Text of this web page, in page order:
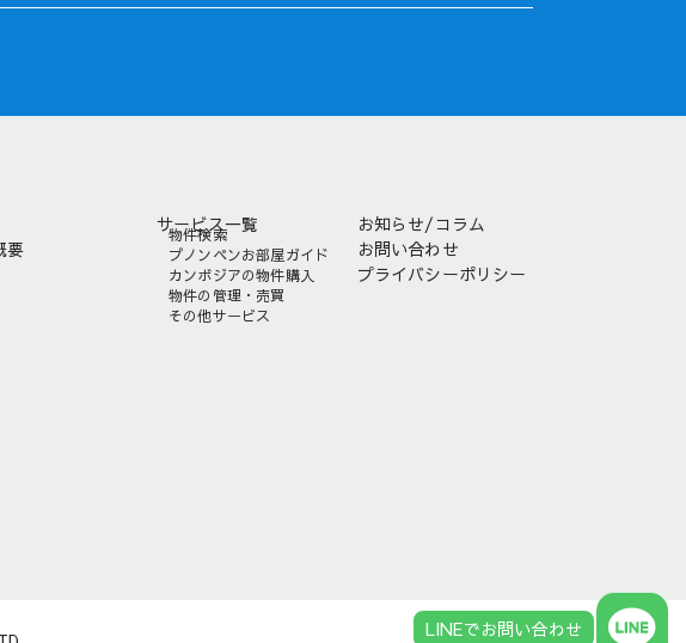
LINEでお問い合わせ
要
サービス一覧
物件検索
プノンペンお部屋ガイド
カンボジアの物件購入
物件の管理・売買
その他サービス
お知らせ/コラム
お問い合わせ
プライバシーポリシー